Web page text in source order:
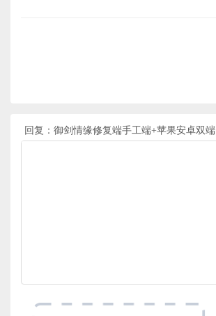
回复：御剑情缘修复端手工端+苹果安卓双端